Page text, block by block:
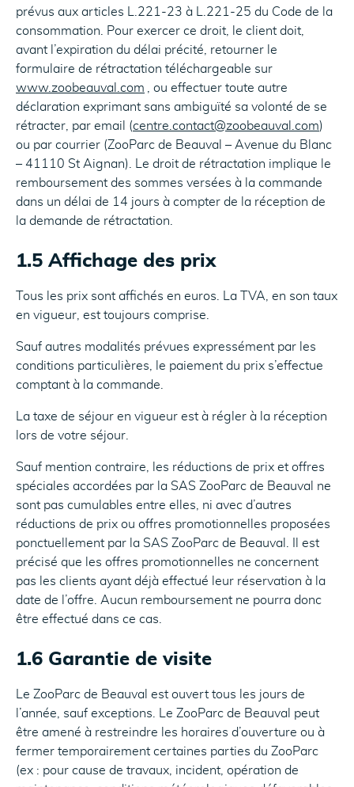
prévus aux articles L.221-23 à L.221-25 du Code de la
consommation. Pour exercer ce droit, le client doit,
avant l’expiration du délai précité, retourner le
formulaire de rétractation téléchargeable sur
www.zoobeauval.com , ou effectuer toute autre
déclaration exprimant sans ambiguïté sa volonté de se
rétracter, par email (centre.contact@zoobeauval.com)
ou par courrier (ZooParc de Beauval – Avenue du Blanc
– 41110 St Aignan). Le droit de rétractation implique le
remboursement des sommes versées à la commande
dans un délai de 14 jours à compter de la réception de
la demande de rétractation.
1.5 Affichage des prix
Tous les prix sont affichés en euros. La TVA, en son taux
en vigueur, est toujours comprise.
Sauf autres modalités prévues expressément par les
conditions particulières, le paiement du prix s’effectue
comptant à la commande.
La taxe de séjour en vigueur est à régler à la réception
lors de votre séjour.
Sauf mention contraire, les réductions de prix et offres
spéciales accordées par la SAS ZooParc de Beauval ne
sont pas cumulables entre elles, ni avec d’autres
réductions de prix ou offres promotionnelles proposées
ponctuellement par la SAS ZooParc de Beauval. Il est
précisé que les offres promotionnelles ne concernent
pas les clients ayant déjà effectué leur réservation à la
date de l’offre. Aucun remboursement ne pourra donc
être effectué dans ce cas.
1.6 Garantie de visite
Le ZooParc de Beauval est ouvert tous les jours de
l’année, sauf exceptions. Le ZooParc de Beauval peut
être amené à restreindre les horaires d’ouverture ou à
fermer temporairement certaines parties du ZooParc
(ex : pour cause de travaux, incident, opération de